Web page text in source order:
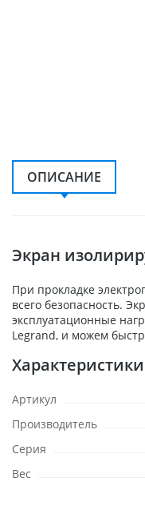
ОПИСАНИЕ
Экран
При прокладке
всего безопасность.
эксплуатационные
Legrand, и можем
Характеристики
Артикул
Производитель
Серия
Вес